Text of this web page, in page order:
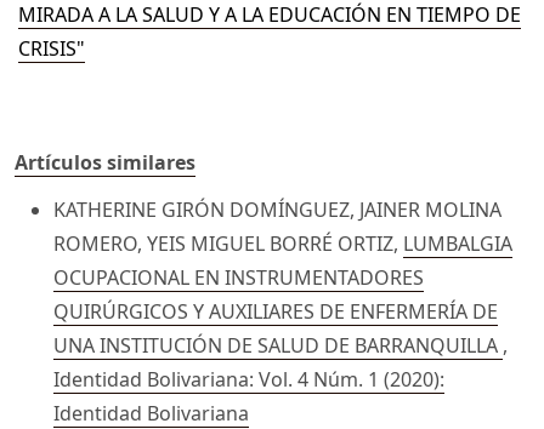
MIRADA A LA SALUD Y A LA EDUCACIÓN EN TIEMPO DE
CRISIS"
Artículos similares
KATHERINE GIRÓN DOMÍNGUEZ, JAINER MOLINA
ROMERO, YEIS MIGUEL BORRÉ ORTIZ, LUMBALGIA
OCUPACIONAL EN INSTRUMENTADORES
QUIRÚRGICOS Y AUXILIARES DE ENFERMERÍA DE
UNA INSTITUCIÓN DE SALUD DE BARRANQUILLA ,
Identidad Bolivariana: Vol. 4 Núm. 1 (2020):
Identidad Bolivariana